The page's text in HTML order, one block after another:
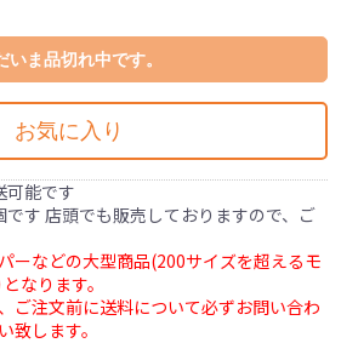
いま品切れ中です。
お気に入り
可能です
す 店頭でも販売しておりますので、ご
ーなどの大型商品(200サイズを超えるモ
なります。
ご注文前に送料について必ずお問い合わ
致します。